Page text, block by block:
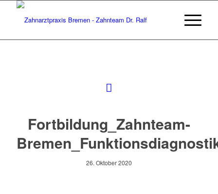
Fortbildung_Zahnteam-
26. Oktober 2020